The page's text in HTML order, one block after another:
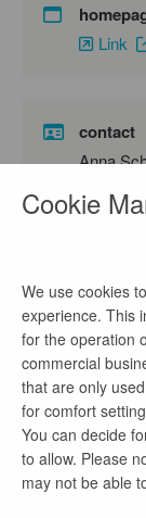
Link
contact
Anna
phone
Das
3.000
arbeiten
Cookie
We use cookies
experience. This
for the operation
commercial
that are only
for comfort
You can decide
to allow. Please
may not be able